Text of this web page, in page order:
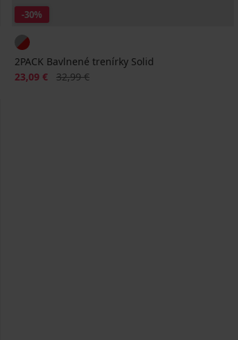
-30%
2PACK Bavlnené trenírky Solid
Zľava
23,09 € Pôvodná cena
32,99 €